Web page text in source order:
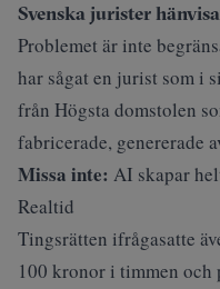
Svenska jurister
Problemet är inte
har sågat en jurist som i
från Högsta domstolen
fabricerade, genererade
Missa inte: AI skapar
Realtid
Tingsrätten ifrågasatte
100 kronor i timmen